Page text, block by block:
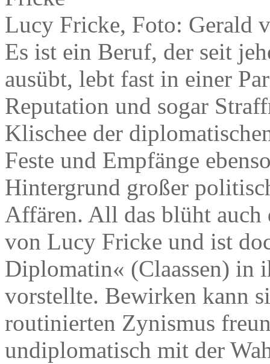
Lucy Fricke, Foto: Gerald
Es ist ein Beruf, der seit
ausübt, lebt fast in einer
Reputation und sogar
Klischee der
Feste und Empfänge
Hintergrund großer
Affären. All das blüht auch
von Lucy Fricke und ist
Diplomatin« (Claassen) in
vorstellte. Bewirken kann
routinierten Zynismus
undiplomatisch mit der